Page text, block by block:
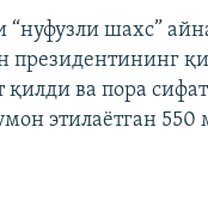
шахс”
президентининг
ва пора
этилаётган